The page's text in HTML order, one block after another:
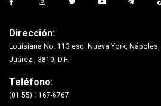
Dirección:
Louisiana No. 113 esq. Nueva York,
Juárez., 3810, D.F.
Teléfono:
(01 55) 1167-6767